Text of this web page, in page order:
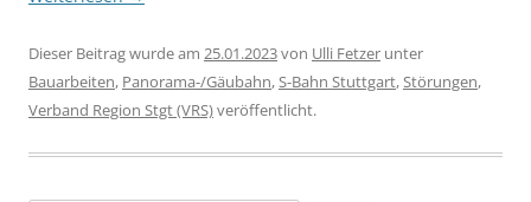
Dieser Beitrag wurde am 25.01.2023von Ulli Fetzer unter
Bauarbeiten, Panorama-/Gäubahn,S-Bahn Stuttgart,Störungen,
Verband Region Stgt (VRS)veröffentlicht.